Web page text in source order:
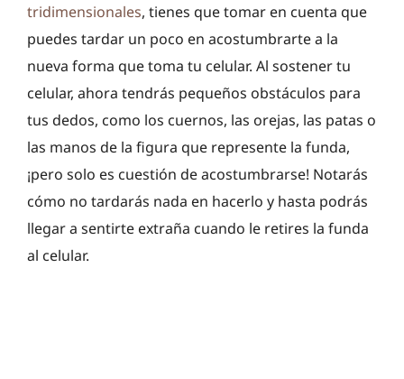
tridimensionales, tienes que tomar en cuenta que
puedes tardar un poco en acostumbrarte a la
nueva forma que toma tu celular. Al sostener tu
celular, ahora tendrás pequeños obstáculos para
tus dedos, como los cuernos, las orejas, las patas o
las manos de la figura que represente la funda,
¡pero solo es cuestión de acostumbrarse! Notarás
cómo no tardarás nada en hacerlo y hasta podrás
llegar a sentirte extraña cuando le retires la funda
al celular.